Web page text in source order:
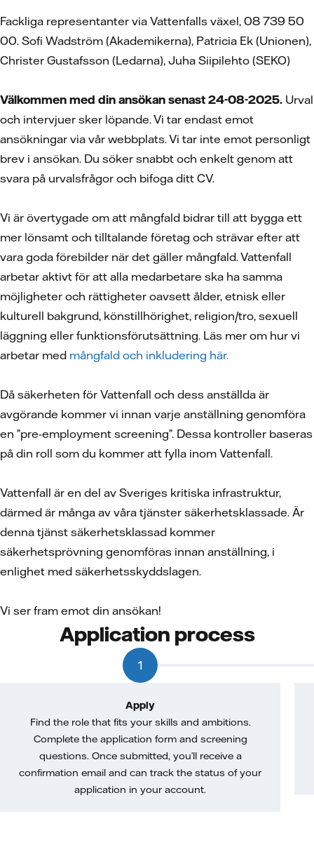
Fackliga representanter via Vattenfalls växel, 08 739 50
00. Sofi Wadström (Akademikerna), Patricia Ek (Unionen),
Christer Gustafsson (Ledarna), Juha Siipilehto (SEKO)
Välkommen med din ansökan senast 24-08-2025. Urval
och intervjuer sker löpande. Vi tar endast emot
ansökningar via vår webbplats. Vi tar inte emot personligt
brev i ansökan. Du söker snabbt och enkelt genom att
svara på urvalsfrågor och bifoga ditt CV.
Vi är övertygade om att mångfald bidrar till att bygga ett
mer lönsamt och tilltalande företag och strävar efter att
vara goda förebilder när det gäller mångfald. Vattenfall
arbetar aktivt för att alla medarbetare ska ha samma
möjligheter och rättigheter oavsett ålder, etnisk eller
kulturell bakgrund, könstillhörighet, religion/tro, sexuell
läggning eller funktionsförutsättning. Läs mer om hur vi
arbetar med mångfald och inkludering här.
Då säkerheten för Vattenfall och dess anställda är
avgörande kommer vi innan varje anställning genomföra
en ”pre-employment screening”. Dessa kontroller baseras
på din roll som du kommer att fylla inom Vattenfall.
Vattenfall är en del av Sveriges kritiska infrastruktur,
därmed är många av våra tjänster säkerhetsklassade. Är
denna tjänst säkerhetsklassad kommer
säkerhetsprövning genomföras innan anställning, i
enlighet med säkerhetsskyddslagen.
Vi ser fram emot din ansökan!
Application process
1
Apply
Find the role that fits your skills and ambitions.
Complete the application form and screening
questions. Once submitted, you’ll receive a
confirmation email and can track the status of your
application in your account.